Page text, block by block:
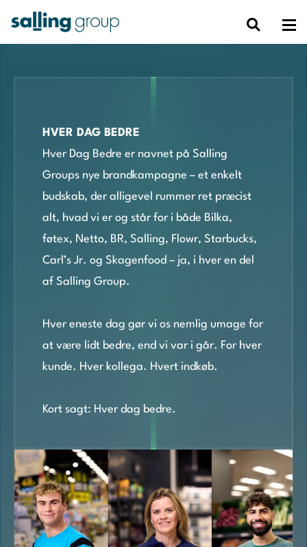
HVER DAG BEDRE
Hver Dag Bedre er navnet på Salling
Groups nye brandkampagne – et enkelt
budskab, der alligevel rummer ret præcist
alt, hvad vi er og står for i både Bilka,
føtex, Netto, BR, Salling, Flowr, Starbucks,
Carl’s Jr. og Skagenfood – ja, i hver en del
af Salling Group.
Hver eneste dag gør vi os nemlig umage for
at være lidt bedre, end vi var i går. For hver
kunde. Hver kollega. Hvert indkøb.
Kort sagt: Hver dag bedre.